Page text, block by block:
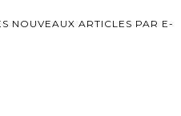
NOUVEAUX ARTICLES PAR E-